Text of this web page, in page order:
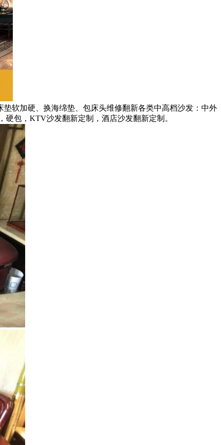
软加硬、换海绵垫、包床头维修翻新各类中高档沙发：中外
包，KTV沙发翻新定制，酒店沙发翻新定制。